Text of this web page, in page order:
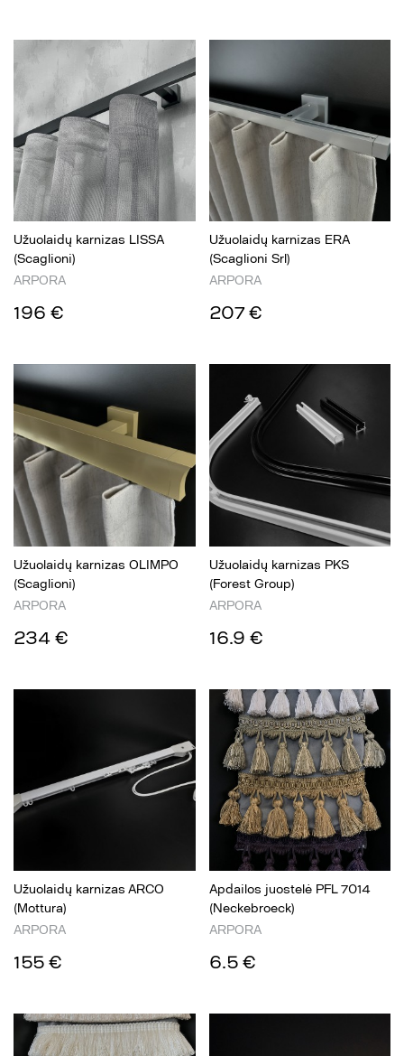
Užuolaidų karnizas LISSA
(Scaglioni)
ARPORA
196 €
Užuolaidų karnizas ERA
(Scaglioni Srl)
ARPORA
207 €
Užuolaidų karnizas OLIMPO
(Scaglioni)
ARPORA
234 €
Užuolaidų karnizas PKS
(Forest Group)
ARPORA
16.9 €
Užuolaidų karnizas ARCO
(Mottura)
ARPORA
155 €
Apdailos juostelė PFL 7014
(Neckebroeck)
ARPORA
6.5 €